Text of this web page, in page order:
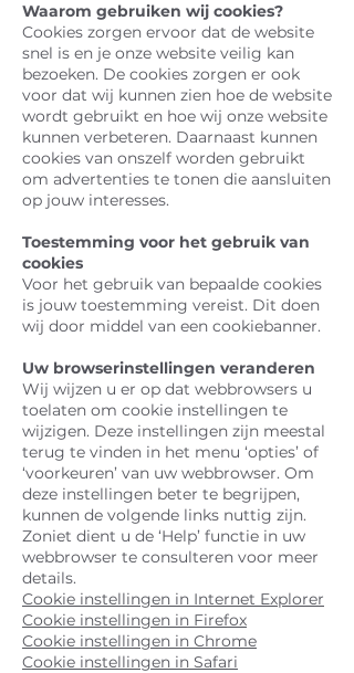
Waarom gebruiken wij cookies?
Cookies zorgen ervoor dat de website
snel is en je onze website veilig kan
bezoeken. De cookies zorgen er ook
voor dat wij kunnen zien hoe de website
wordt gebruikt en hoe wij onze website
kunnen verbeteren. Daarnaast kunnen
cookies van onszelf worden gebruikt
om advertenties te tonen die aansluiten
op jouw interesses.
Toestemming voor het gebruik van
cookies
Voor het gebruik van bepaalde cookies
is jouw toestemming vereist. Dit doen
wij door middel van een cookiebanner.
Uw browserinstellingen veranderen
Wij wijzen u er op dat webbrowsers u
toelaten om cookie instellingen te
wijzigen. Deze instellingen zijn meestal
terug te vinden in het menu ‘opties’ of
‘voorkeuren’ van uw webbrowser. Om
deze instellingen beter te begrijpen,
kunnen de volgende links nuttig zijn.
Zoniet dient u de ‘Help’ functie in uw
webbrowser te consulteren voor meer
details.
Cookie instellingen in Internet Explorer
Cookie instellingen in Firefox
Cookie instellingen in Chrome
Cookie instellingen in Safari